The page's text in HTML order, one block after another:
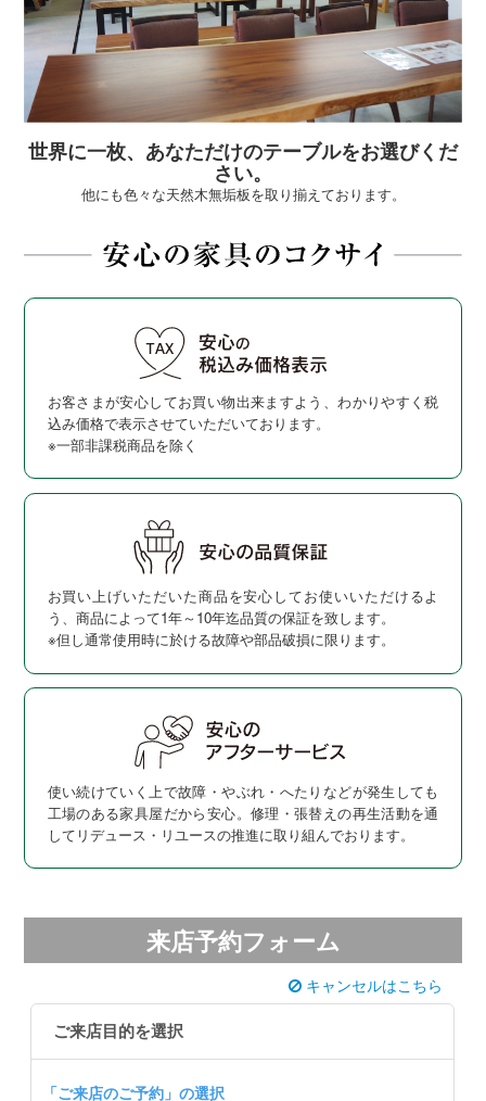
世界に一枚、あなただけのテーブルをお選びくだ
さい。
他にも色々な天然木無垢板を取り揃えております。
お客さまが安心してお買い物出来ますよう、わかりやすく税
込み価格で表示させていただいております。
※一部非課税商品を除く
お買い上げいただいた商品を安心してお使いいただけるよ
う、商品によって1年～10年迄品質の保証を致します。
※但し通常使用時に於ける故障や部品破損に限ります。
使い続けていく上で故障・やぶれ・へたりなどが発生しても
工場のある家具屋だから安心。修理・張替えの再生活動を通
してリデュース・リユースの推進に取り組んでおります。
来店予約フォーム